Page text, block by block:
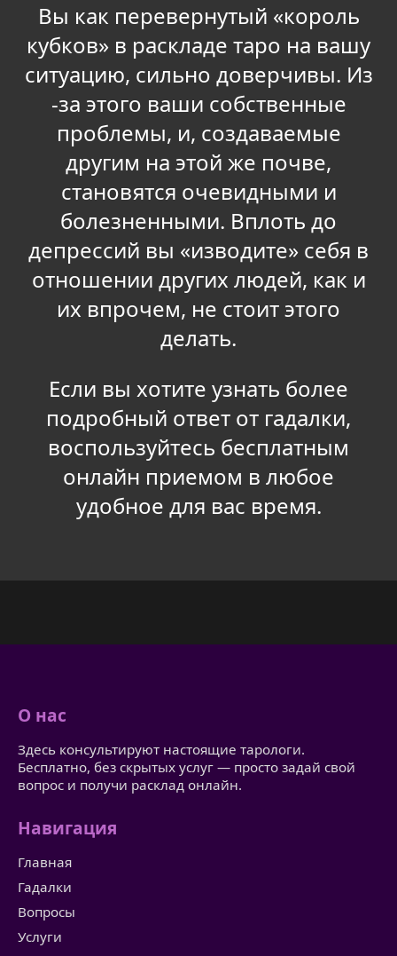
Вы как перевернутый «король
кубков» в раскладе таро на вашу
ситуацию, сильно доверчивы. Из
-за этого ваши собственные
проблемы, и, создаваемые
другим на этой же почве,
становятся очевидными и
болезненными. Вплоть до
депрессий вы «изводите» себя в
отношении других людей, как и
их впрочем, не стоит этого
делать.
Если вы хотите узнать более
подробный ответ от гадалки,
воспользуйтесь бесплатным
онлайн приемом в любое
удобное для вас время.
О нас
Здесь консультируют настоящие тарологи.
Бесплатно, без скрытых услуг — просто задай свой
вопрос и получи расклад онлайн.
Навигация
Главная
Гадалки
Вопросы
Услуги